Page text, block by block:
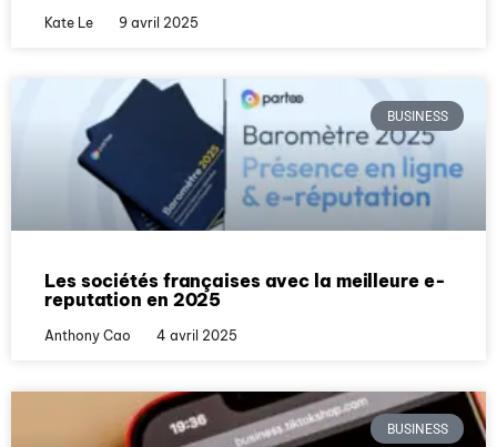
Kate Le 9 avril 2025
BUSINESS
Les sociétés françaises avec la meilleure e-
reputation en 2025
Anthony Cao 4 avril 2025
BUSINESS